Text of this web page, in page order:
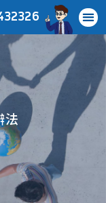
法